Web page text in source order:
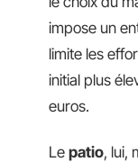
impose un
limite les
initial plus
euros.
Le patio, lui,